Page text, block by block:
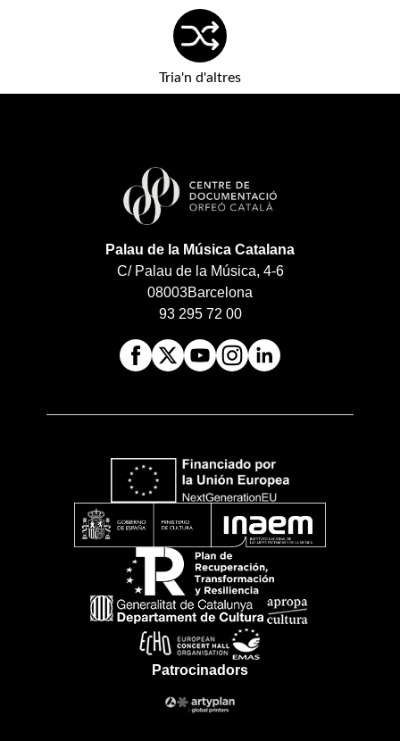
Tria'n d'altres
Palau de la Música Catalana
C/ Palau de la Música, 4-6
08003Barcelona
93 295 72 00
Patrocinadors